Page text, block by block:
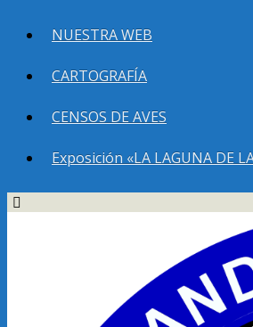
NUESTRA WEB
CARTOGRAFÍA
CENSOS DE AVES